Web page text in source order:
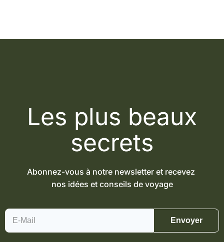
Les plus beaux
secrets
Abonnez-vous à notre newsletter et recevez
nos idées et conseils de voyage
Envoyer